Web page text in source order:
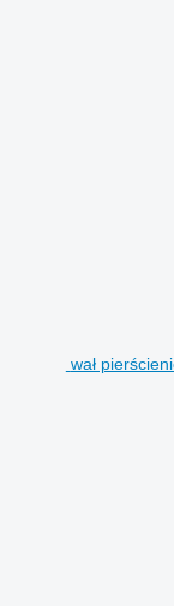
wał